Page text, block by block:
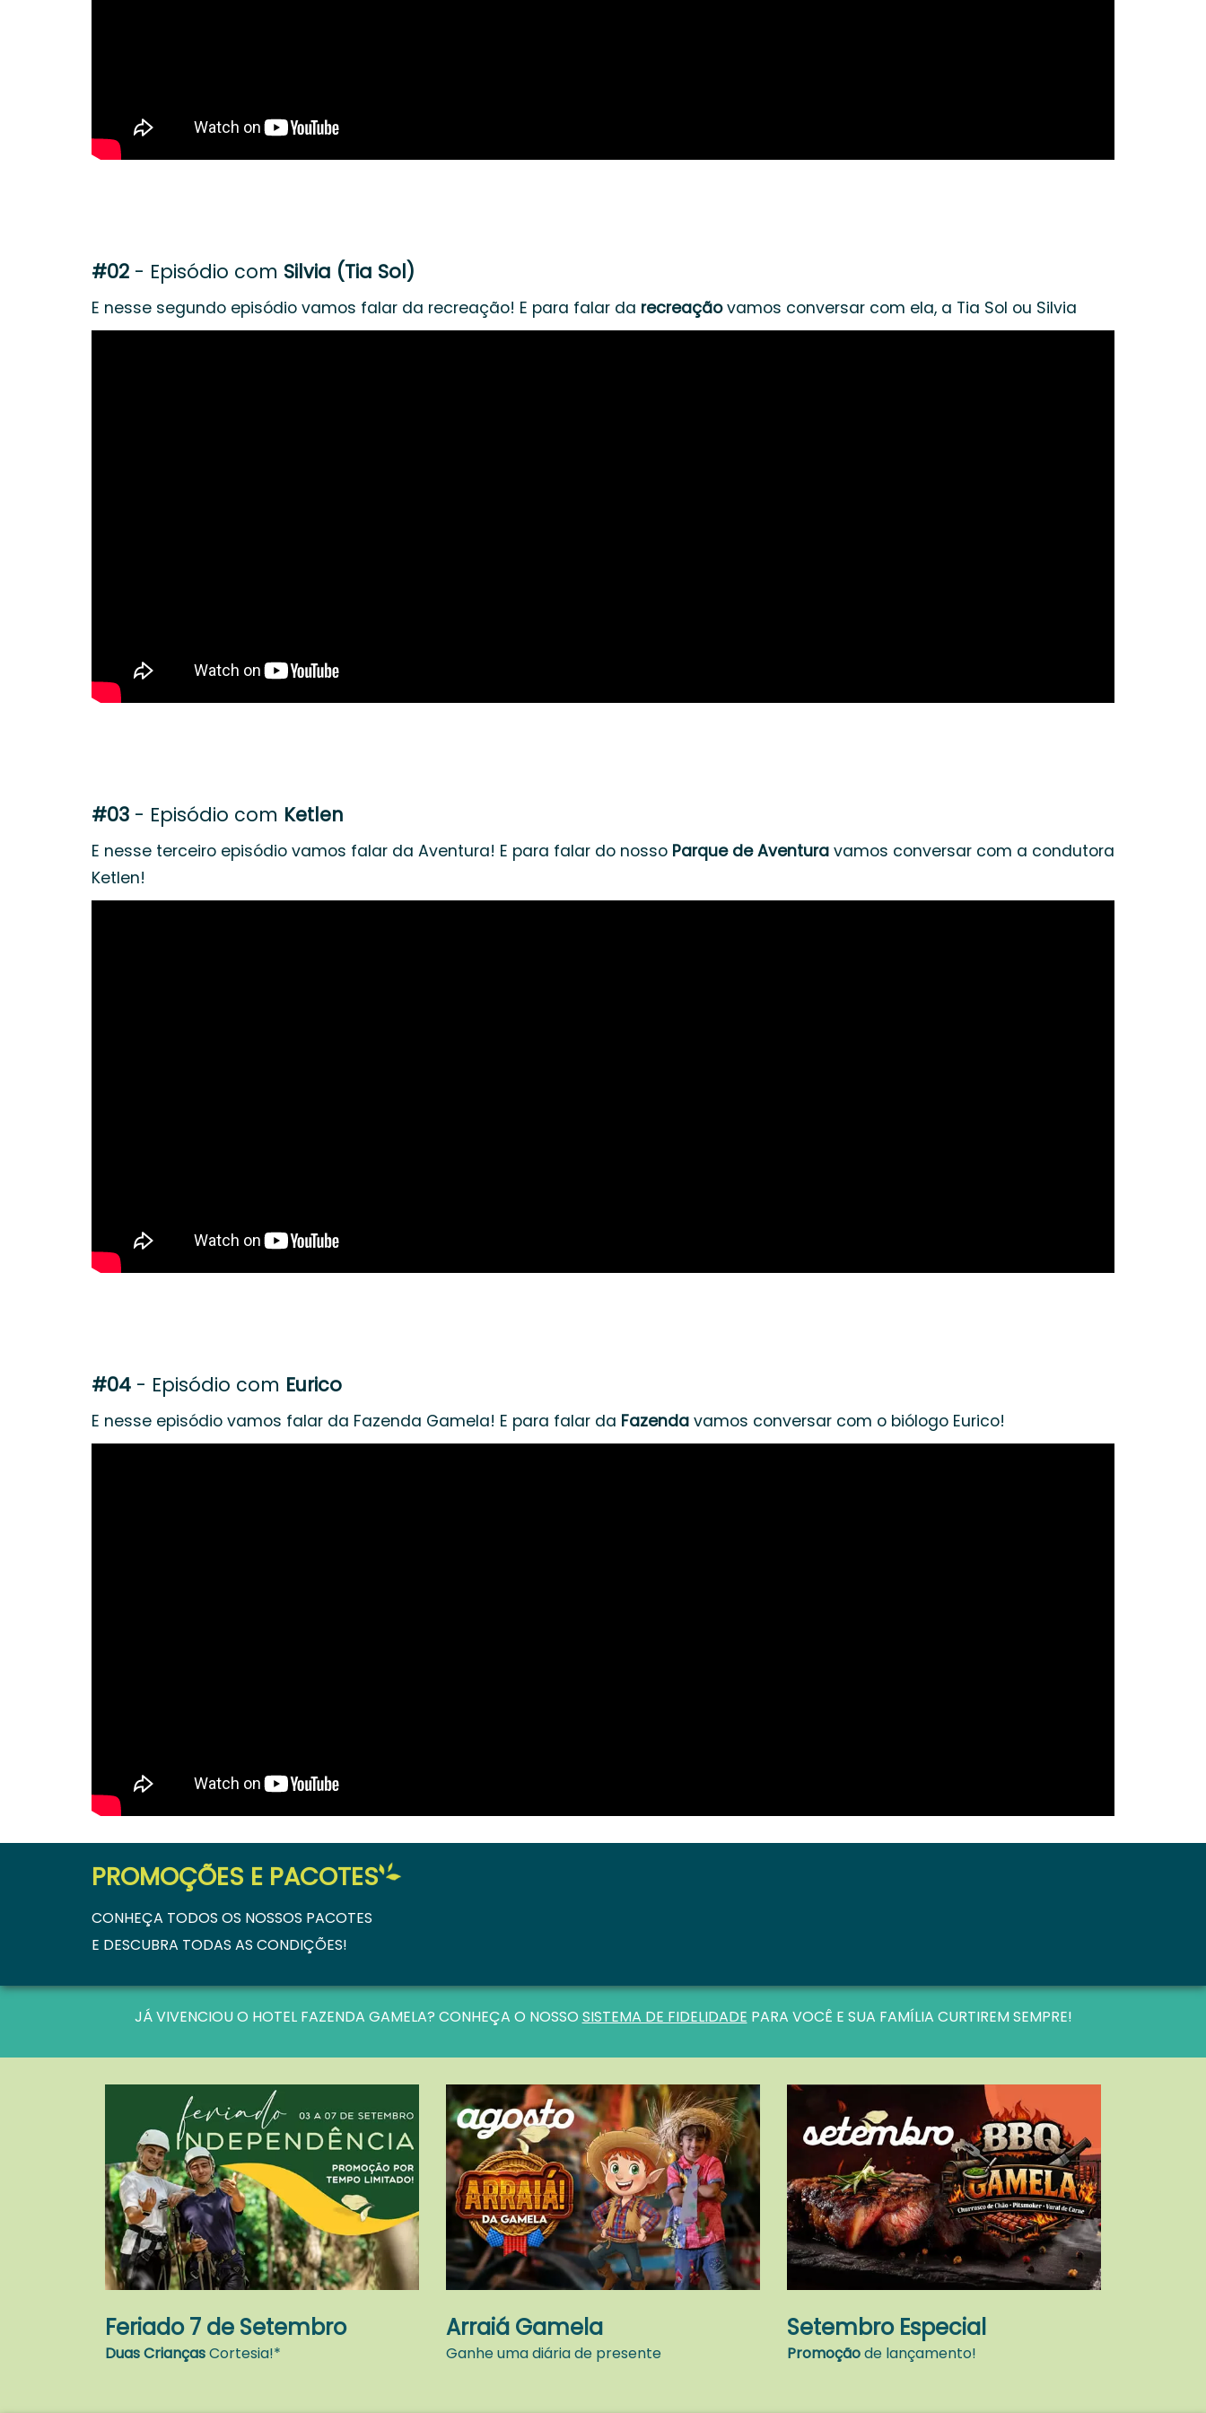
#02 - Episódio com Silvia (Tia Sol)
E nesse segundo episódio vamos falar da recreação! E para falar da recreaçãovamos conversar com ela, a Tia Sol ou Silvia
#03 - Episódio com Ketlen
E nesse terceiro episódio vamos falar da Aventura! E para falar do nosso Parque de Aventura vamos conversar com a condutora
Ketlen!
#04 - Episódio com Eurico
E nesse episódio vamos falar da Fazenda Gamela! E para falar da Fazenda vamos conversar com o biólogo Eurico!
PROMOÇÕES E PACOTES
CONHEÇA TODOS OS NOSSOS PACOTES
E DESCUBRA TODAS AS CONDIÇÕES!
JÁ VIVENCIOU O HOTEL FAZENDA GAMELA? CONHEÇA O NOSSO SISTEMA DE FIDELIDADE PARA VOCÊ E SUA FAMÍLIA CURTIREM SEMPRE!
Feriado 7 de Setembro
Duas CriançasCortesia!*
Arraiá Gamela
Ganhe uma diária de presente
Setembro Especial
Promoçãode lançamento!